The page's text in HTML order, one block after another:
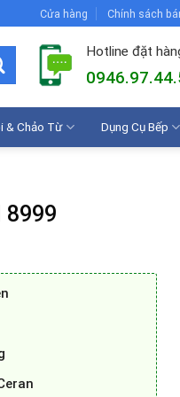
Cửa hàng Chính sách
Hotline đặt
& Chảo Từ Dụng Cụ Bếp
8999